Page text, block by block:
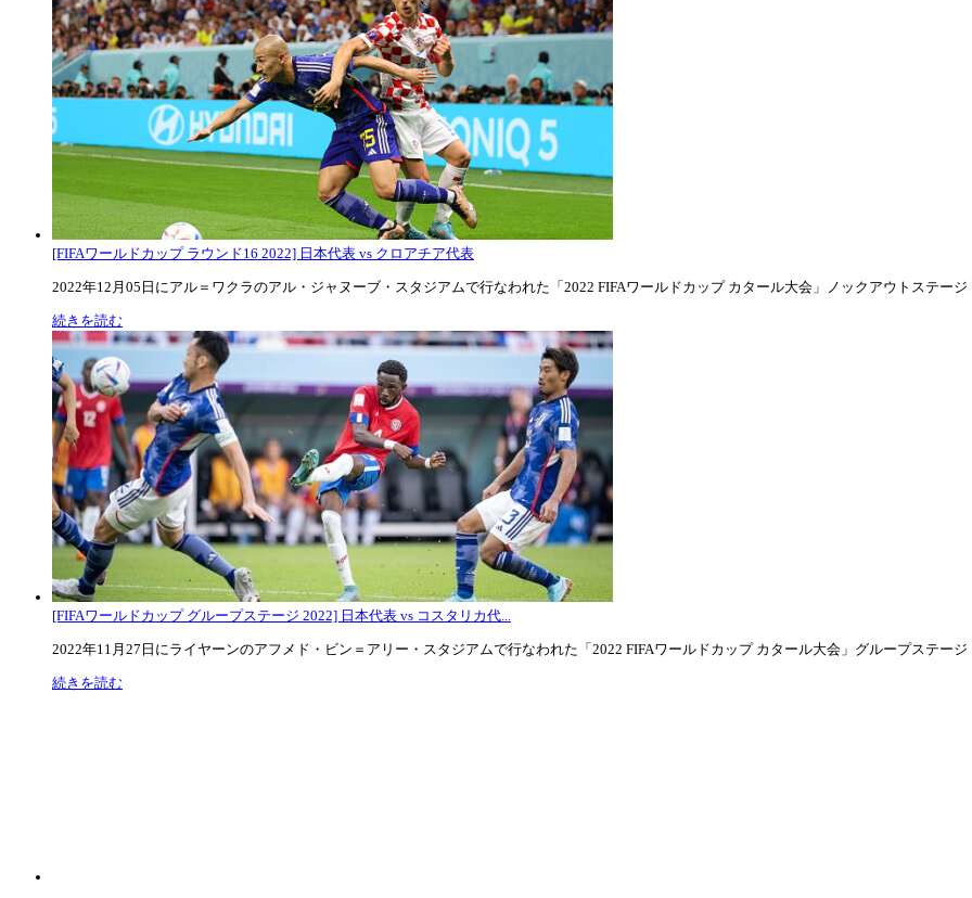
[FIFAワールドカップ ラウンド16 2022] 日本代表 vs クロアチア代表
2022年12月05日にアル＝ワクラのアル・ジャヌーブ・スタジアムで行なわれた「2022 FIFAワールドカップ カタール大会」ノックアウトステージ
続きを読む
[FIFAワールドカップ グループステージ 2022] 日本代表 vs コスタリカ代...
2022年11月27日にライヤーンのアフメド・ビン＝アリー・スタジアムで行なわれた「2022 FIFAワールドカップ カタール大会」グループステージ
続きを読む